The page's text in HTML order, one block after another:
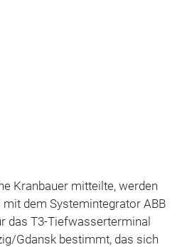
Kranbauer mitteilte, werden
dem Systemintegrator ABB
das T3-Tiefwasserterminal
Gdansk bestimmt, das sich